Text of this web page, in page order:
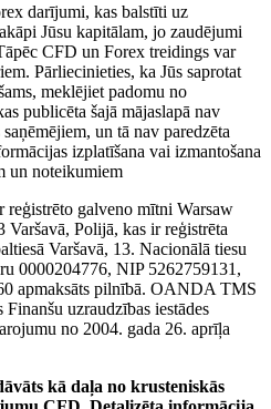
darījumi, kas balstīti uz
Jūsu kapitālam, jo zaudējumi
CFD un Forex treidings var
Pārliecinieties, ka Jūs saprotat
meklējiet padomu no
publicēta šajā mājaslapā nav
un tā nav paredzēta
izplatīšana vai izmantošana
un noteikumiem
galveno mītni Warsaw
Polijā, kas ir reģistrēta
Varšavā, 13. Nacionālā tiesu
0000204776, NIP 5262759131,
apmaksāts pilnībā. OANDA TMS
uzraudzības iestādes
no 2004. gada 26. aprīļa
kā daļa no krusteniskās